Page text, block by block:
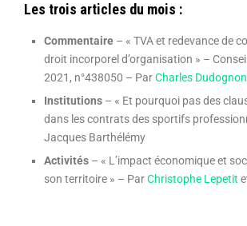
Les trois articles du mois :
Commentaire – « TVA et redevance de
droit incorporel d’organisation » –
2021, n°438050 – ParCharles Dudognon
Institutions – « Et pourquoi pas des
dans les contrats des sportifs
Jacques Barthélémy
Activités – « L’impact économique et
son territoire » – ParChristophe Lepetit